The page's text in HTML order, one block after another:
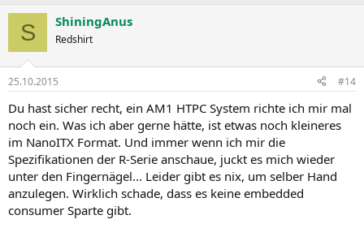
S ShiningAnus
Redshirt
25.10.2015 #14
Du hast sicher recht, ein AM1 HTPC System richte ich mir mal
noch ein. Was ich aber gerne hätte, ist etwas noch kleineres
im NanoITX Format. Und immer wenn ich mir die
Spezifikationen der R-Serie anschaue, juckt es mich wieder
unter den Fingernägel... Leider gibt es nix, um selber Hand
anzulegen. Wirklich schade, dass es keine embedded
consumer Sparte gibt.